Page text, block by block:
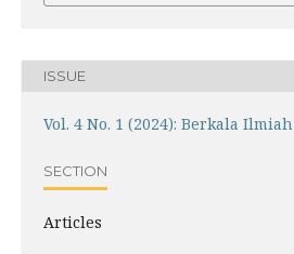
ISSUE
Vol. 4 No. 1 (2024): Berkala
SECTION
Articles